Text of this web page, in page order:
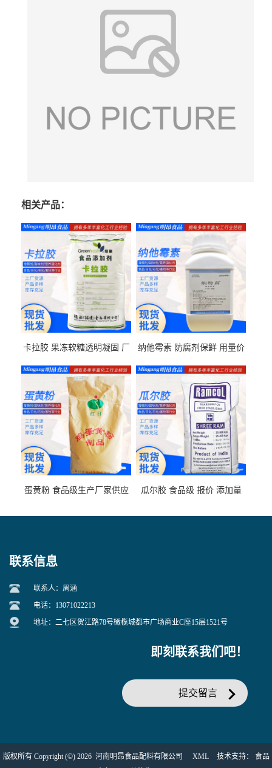
相关产品：
卡拉胶 果冻软糖透明凝固 厂
纳他霉素 防腐剂保鲜 用量价
蛋黄粉 食品级生产厂家供应 瓜尔胶 食品级 报价 添加量
联系信息
联系人：周涵
电话：13071022213
地址：二七区贺江路78号橄榄城都市广场商业C座15层1521号
即刻联系我们吧！
提交留言
版权所有 Copyright (©) 2026 河南明昂食品配料有限公司 XML 技术支持： 食品